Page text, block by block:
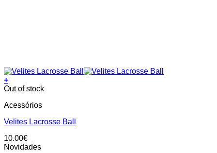
+
Out of stock
Acessórios
Velites Lacrosse Ball
10.00€
Novidades